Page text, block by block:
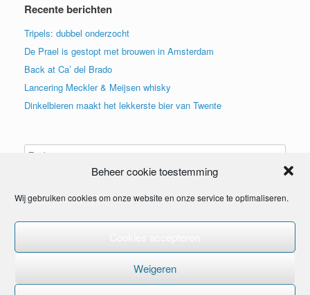
Beheer cookie toestemming
Wij gebruiken cookies om onze website en onze service te optimaliseren.
Weigeren
Recente berichten
Tripels: dubbel onderzocht
De Prael is gestopt met brouwen in Amsterdam
Back at Ca’ del Brado
Lancering Meckler & Meijsen whisky
Dinkelbieren maakt het lekkerste bier van Twente